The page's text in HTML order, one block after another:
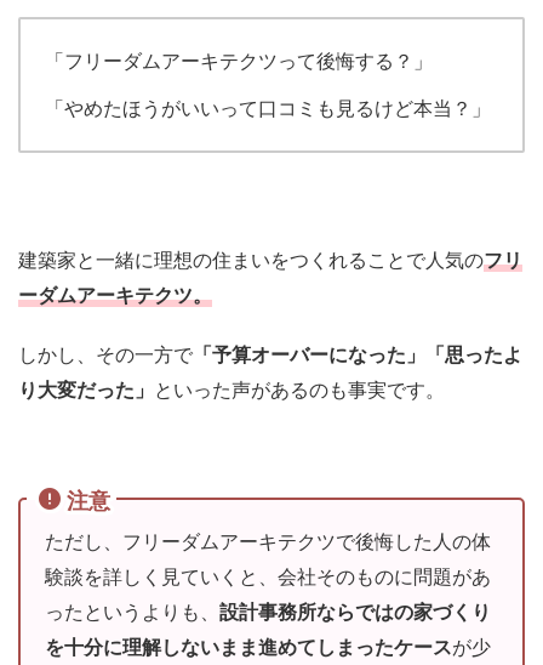
「フリーダムアーキテクツって後悔する？」
「やめたほうがいいって口コミも見るけど本当？」
建築家と一緒に理想の住まいをつくれることで人気のフリ
ーダムアーキテクツ。
しかし、その一方で 「予算オーバーになった」「思ったよ
り大変だった」 といった声があるのも事実です。
注意
ただし、フリーダムアーキテクツで後悔した人の体
験談を詳しく見ていくと、会社そのものに問題があ
ったというよりも、 設計事務所ならではの家づくり
を十分に理解しないまま進めてしまったケースが少